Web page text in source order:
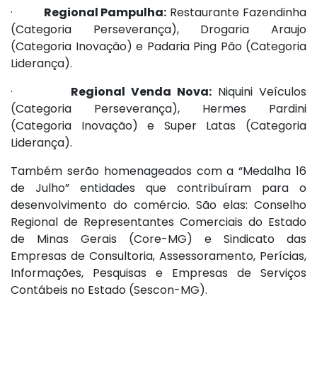
· Regional Pampulha: Restaurante Fazendinha
(Categoria Perseverança), Drogaria Araujo
(Categoria Inovação) e Padaria Ping Pão (Categoria
Liderança).
· Regional Venda Nova:Niquini Veículos
(Categoria Perseverança), Hermes Pardini
(Categoria Inovação) e Super Latas (Categoria
Liderança).
Também serão homenageados com a “Medalha 16
de Julho” entidades que contribuíram para o
desenvolvimento do comércio. São elas: Conselho
Regional de Representantes Comerciais do Estado
de Minas Gerais (Core-MG) e Sindicato das
Empresas de Consultoria, Assessoramento, Perícias,
Informações, Pesquisas e Empresas de Serviços
Contábeis no Estado (Sescon-MG).